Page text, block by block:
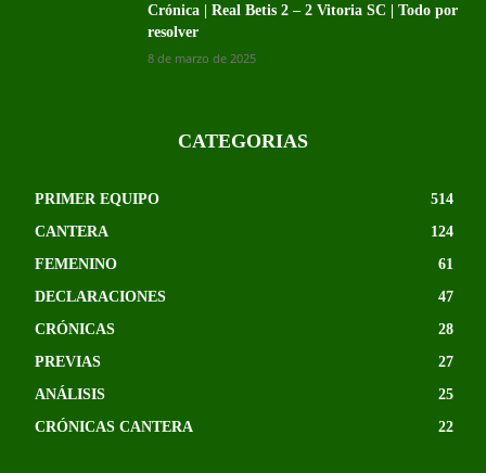
Crónica | Real Betis 2 – 2 Vitoria SC | Todo por
resolver
8 de marzo de 2025
CATEGORIAS
PRIMER EQUIPO
514
CANTERA
124
FEMENINO
61
DECLARACIONES
47
CRÓNICAS
28
PREVIAS
27
ANÁLISIS
25
CRÓNICAS CANTERA
22